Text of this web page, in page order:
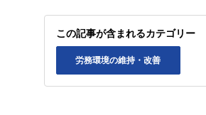
この記事が含まれるカテゴリー
労務環境の維持・改善